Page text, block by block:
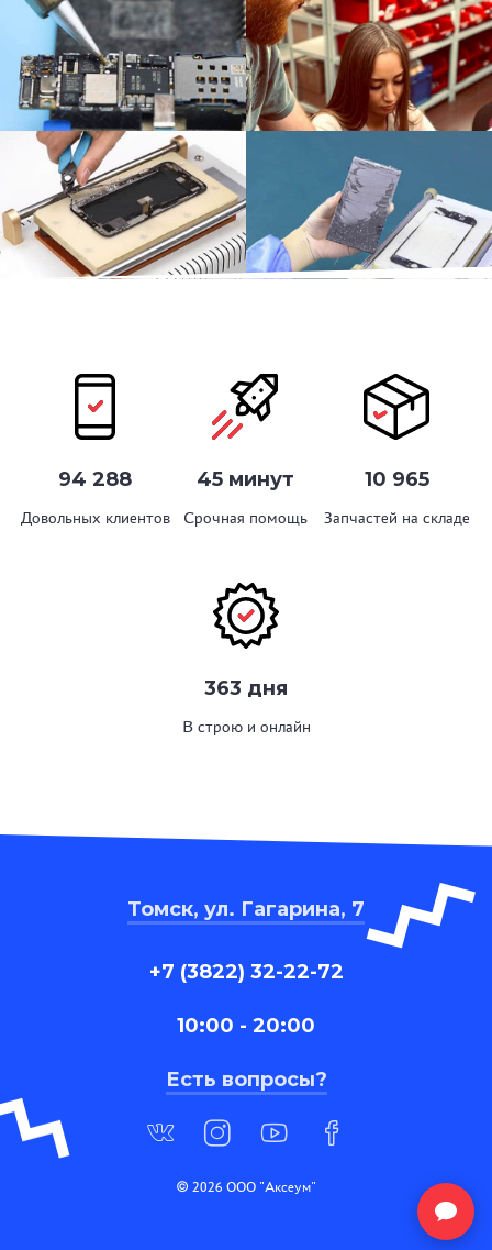
94 288
Довольных клиентов
45 минут
Срочная помощь
10 965
Запчастей на складе
363 дня
В строю и онлайн
Томск, ул. Гагарина, 7
+7 (3822) 32-22-72
10:00 - 20:00
Есть вопросы?
© 2026 ООО "Аксеум"